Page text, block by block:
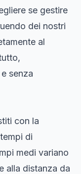
se gestire
dei nostri
al
senza
con la
di
medi variano
alla distanza da